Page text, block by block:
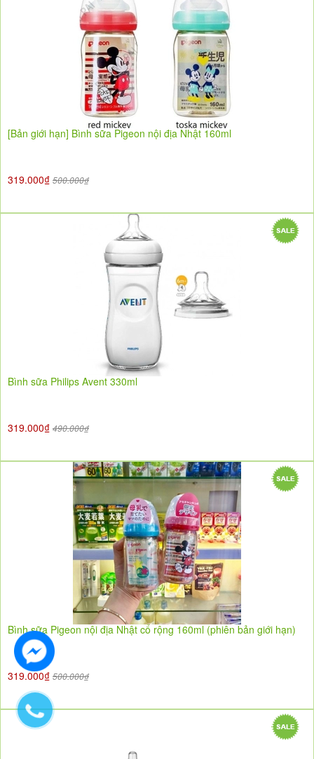
[Bản giới hạn] Bình sữa Pigeon nội địa Nhật 160ml
319.000₫ 500.000₫
Bình sữa Philips Avent 330ml
319.000₫ 490.000₫
Bình sữa Pigeon nội địa Nhật cổ rộng 160ml (phiên bản giới hạn)
319.000₫ 500.000₫